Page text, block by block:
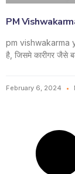
PM
pm vishwakarma
है, जिसमे कारीगर जैसे
February 6, 2024